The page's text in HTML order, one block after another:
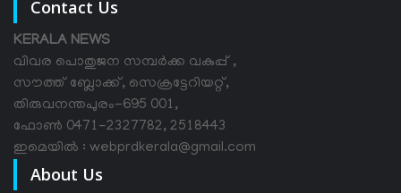
Contact Us
KERALA NEWS
വിവര പൊതുജന സമ്പര്‍ക്ക വകുപ്പ് ,
സൗത്ത് ബ്ലോക്ക്, സെക്രട്ടേറിയറ്റ്,
തിരുവനന്തപുരം-695 001,
ഫോൺ 0471-2327782, 2518443
ഇമെയിൽ : webprdkerala@gmail.com
About Us